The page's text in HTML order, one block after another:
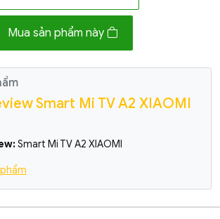
Mua sản phẩm này
Smart Mi TV A2 XIAOMI
Smart Mi TV A2 XIAOMI